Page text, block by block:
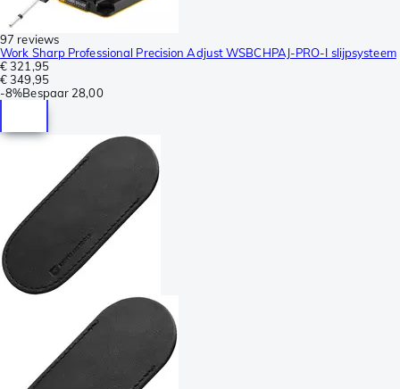
97 reviews
Work Sharp Professional Precision Adjust WSBCHPAJ-PRO-I slijpsysteem
€ 321,95
€ 349,95
-8%Bespaar 28,00